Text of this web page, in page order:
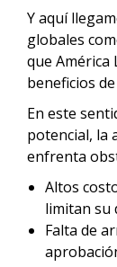
Y aquí
globales
que
beneficios
En este
potencial, la
enfrenta
Altos
limitan su
Falta de